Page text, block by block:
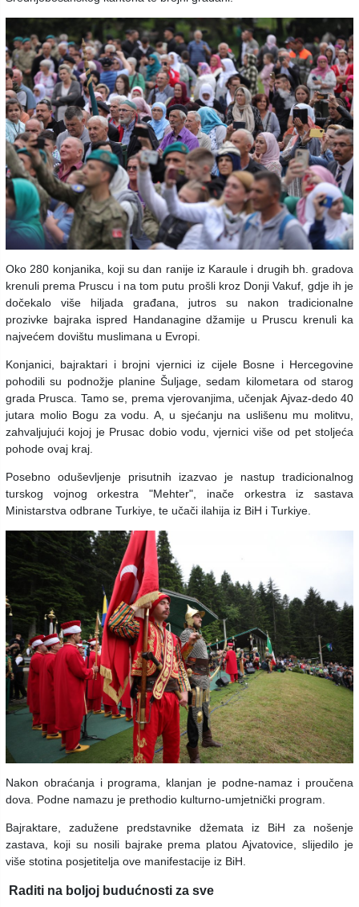
Oko 280 konjanika, koji su dan ranije iz Karaule i drugih bh. gradova
krenuli prema Pruscu i na tom putu prošli kroz Donji Vakuf, gdje ih je
dočekalo više hiljada građana, jutros su nakon tradicionalne
prozivke bajraka ispred Handanagine džamije u Pruscu krenuli ka
najvećem dovištu muslimana u Evropi.
Konjanici, bajraktari i brojni vjernici iz cijele Bosne i Hercegovine
pohodili su podnožje planine Šuljage, sedam kilometara od starog
grada Prusca. Tamo se, prema vjerovanjima, učenjak Ajvaz-dedo 40
jutara molio Bogu za vodu. A, u sjećanju na uslišenu mu molitvu,
zahvaljujući kojoj je Prusac dobio vodu, vjernici više od pet stoljeća
pohode ovaj kraj.
Posebno oduševljenje prisutnih izazvao je nastup tradicionalnog
turskog vojnog orkestra "Mehter", inače orkestra iz sastava
Ministarstva odbrane Turkiye, te učači ilahija iz BiH i Turkiye.
Nakon obraćanja i programa, klanjan je podne-namaz i proučena
dova. Podne namazu je prethodio kulturno-umjetnički program.
Bajraktare, zadužene predstavnike džemata iz BiH za nošenje
zastava, koji su nosili bajrake prema platou Ajvatovice, slijedilo je
više stotina posjetitelja ove manifestacije iz BiH.
Raditi na boljoj budućnosti za sve